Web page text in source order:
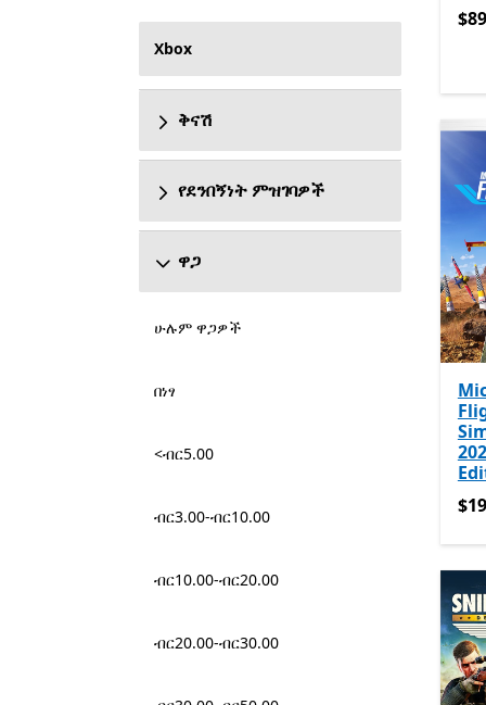
Xbox
ቅናሽ
የደንበኝነት ምዝገባዎች
ዋጋ
ሁሉም ዋጋዎች
በነፃ
<ብር5.00
ብር3.00-ብር10.00
ብር10.00-ብር20.00
ብር20.00-ብር30.00